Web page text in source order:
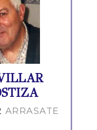
ARRASATE